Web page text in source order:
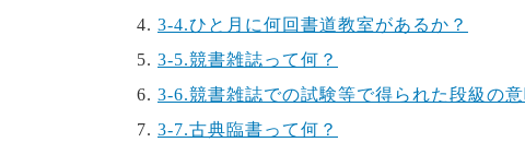
3-4.ひと月に何回書道教室があるか？
3-5.競書雑誌って何？
3-6.競書雑誌での試験等で得られた段級の意
3-7.古典臨書って何？